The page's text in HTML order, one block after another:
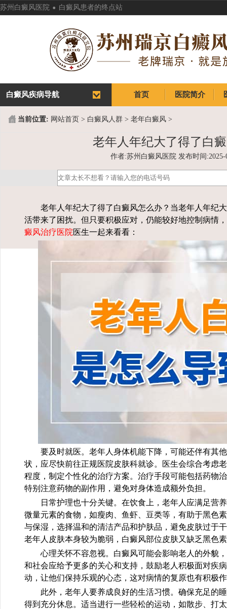
苏州白癜风医院 . 白癜风患者的终点站
首页
首页
医院简介
白癜风疾病导航
当前位置: 网站首页 > 白癜风人群 > 老年白癜风 >
老年人年纪大了得了白
作者:苏州白癜风医院 发布时间:2025-
老年人年纪大了得了白癜风怎么办？当老年人年纪大
活带来了困扰。但只要积极应对，仍能较好地控制病情
癜风治疗医院医生一起来看看：
要及时就医。老年人身体机能下降，可能还伴有其他
状，应尽快前往正规医院皮肤科就诊。医生会综合考虑
程度，制定个性化的治疗方案。治疗手段可能包括药物
特别注意药物的副作用，避免对身体造成额外负担。
日常护理也十分关键。在饮食上，老年人应满足营养
微量元素的食物，如瘦肉、鱼虾、豆类等，有助于黑色
与保湿，选择温和的清洁产品和护肤品，避免皮肤过于
老年人皮肤本身较为脆弱，白癜风部位皮肤又缺乏黑色
心理关怀不容忽视。白癜风可能会影响老人的外貌，
和社会应给予更多的关心和支持，鼓励老人积极面对疾
动，让他们保持乐观的心态，这对病情的复原也有积极
此外，老年人要养成良好的生活习惯。确保充足的睡
得到充分休息。适当进行一些轻松的运动，如散步、打